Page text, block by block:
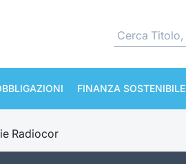
FINANZA SOSTENIBILE
Radiocor